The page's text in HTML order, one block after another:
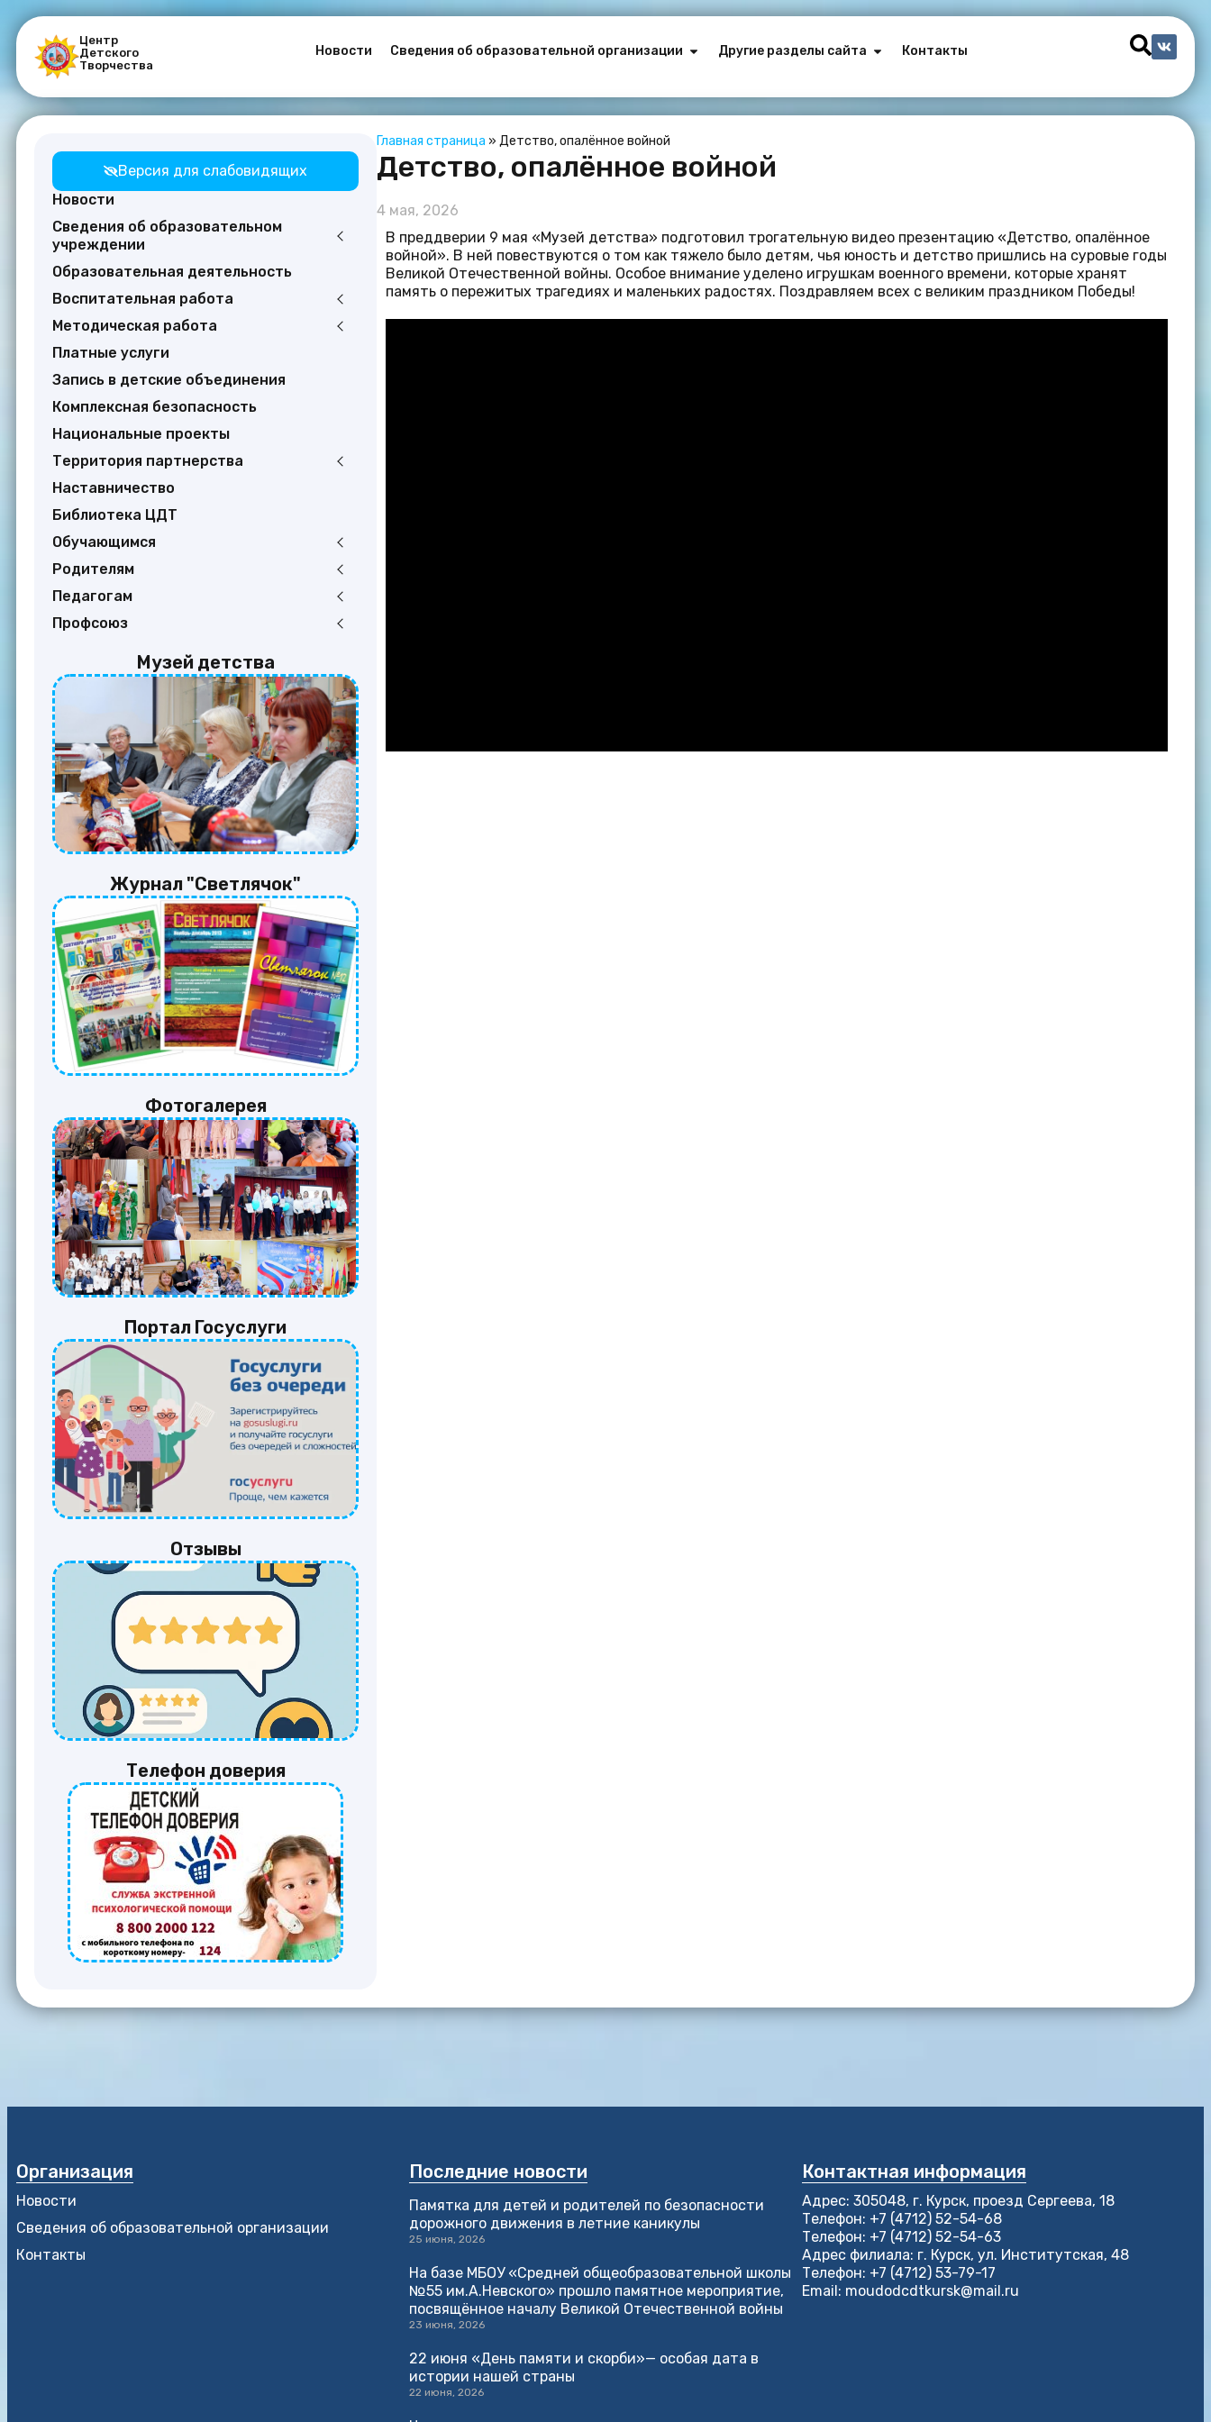
Центр
Детского
Творчества
Новости Сведения об образовательной организации Другие разделы сайта Контакты
Версия для слабовидящих
Новости
Сведения об образовательном
учреждении
Образовательная деятельность
Воспитательная работа
Методическая работа
Платные услуги
Запись в детские объединения
Комплексная безопасность
Национальные проекты
Территория партнерства
Наставничество
Библиотека ЦДТ
Обучающимся
Родителям
Педагогам
Профсоюз
Музей детства
Журнал "Светлячок"
Фотогалерея
Портал Госуслуги
Отзывы
Телефон доверия
Главная страница »Детство, опалённое войной
Детство, опалённое войной
4 мая, 2026
В преддверии 9 мая «Музей детства» подготовил трогательную видео презентацию «Детство, опалённое
войной». В ней повествуются о том как тяжело было детям, чья юность и детство пришлись на суровые годы
Великой Отечественной войны. Особое внимание уделено игрушкам военного времени, которые хранят
память о пережитых трагедиях и маленьких радостях. Поздравляем всех с великим праздником Победы!
Организация
Новости
Сведения об образовательной организации
Контакты
Последние новости
Памятка для детей и родителей по безопасности
дорожного движения в летние каникулы
25 июня, 2026
На базе МБОУ «Средней общеобразовательной школы
№55 им.А.Невского» прошло памятное мероприятие,
посвящённое началу Великой Отечественной войны
23 июня, 2026
22 июня «День памяти и скорби»— особая дата в
истории нашей страны
22 июня, 2026
Контактная информация
Адрес: 305048, г. Курск, проезд Сергеева, 18
Телефон: +7 (4712) 52-54-68
Телефон: +7 (4712) 52-54-63
Адрес филиала: г. Курск, ул. Институтская, 48
Телефон: +7 (4712) 53-79-17
Email: moudodcdtkursk@mail.ru